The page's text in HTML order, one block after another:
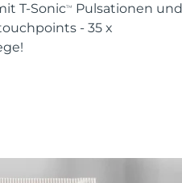
T-SonicTM
Pulsationen und
- 35 x